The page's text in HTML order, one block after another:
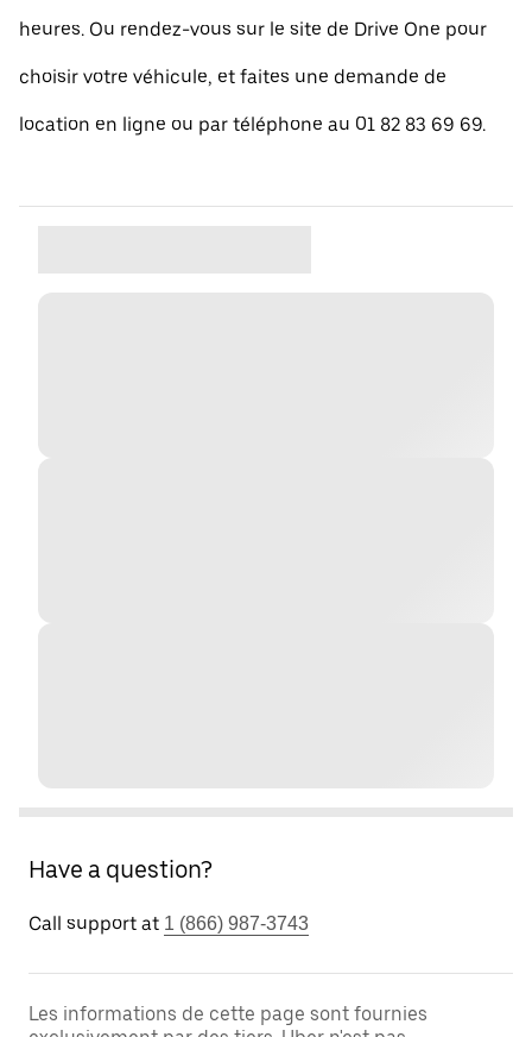
heures. Ou rendez-vous sur le site de Drive One pour
choisir votre véhicule, et faites une demande de
location en ligne ou par téléphone au 01 82 83 69 69.
Have a question?
Call support at 1 (866) 987-3743
Les informations de cette page sont fournies